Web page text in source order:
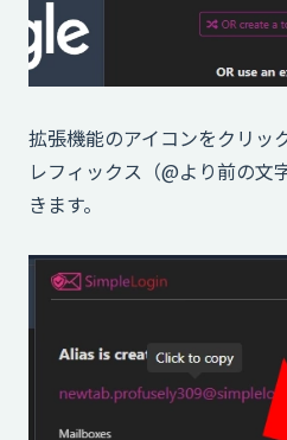
拡張機能のアイコンをクリッ
レフィックス（@より前の文
きます。